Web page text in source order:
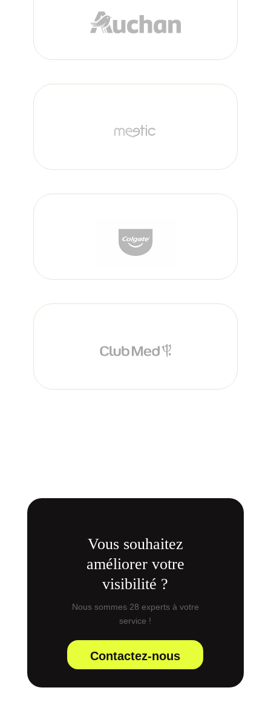
Vous souhaitez
améliorer votre
visibilité ?
Nous sommes 28 experts à votre
service !
Contactez-nous